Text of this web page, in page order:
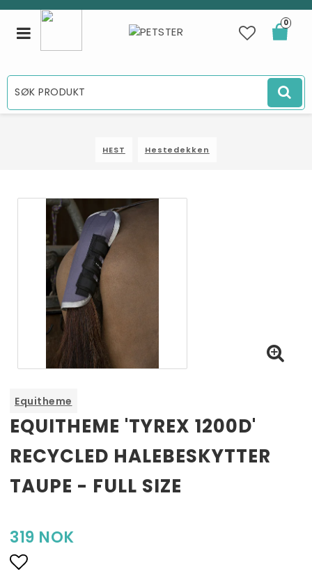
0
Toggle
navigation
HEST Hestedekken
Equitheme
EQUITHEME 'TYREX 1200D'
RECYCLED HALEBESKYTTER
TAUPE - FULL SIZE
319 NOK